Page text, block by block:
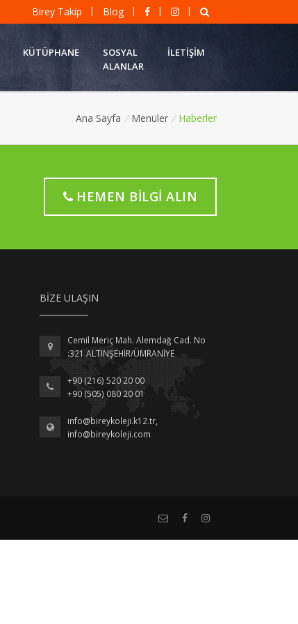
Birey Takip | Blog | | |
KÜTÜPHANE
SOSYAL
ALANLAR
İLETIŞIM
Ana Sayfa / Menüler / Haberler
HEMEN BILGI ALIN
BIZE ULAŞIN
Cemil Meriç Mah. Alemdağ Cad. No
:321 ALTINŞEHİR/ÜMRANİYE
+90 (216) 520 20 00
+90 (505) 080 20 01
info@bireykoleji.k12.tr,
info@bireykoleji.com